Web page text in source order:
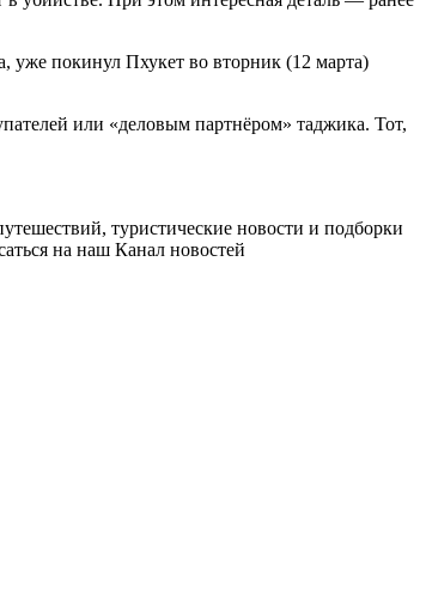
покинул Пхукет во вторник (12 марта)
или «деловым партнёром» таджика. Тот,
туристические новости и подборки
на наш Канал новостей